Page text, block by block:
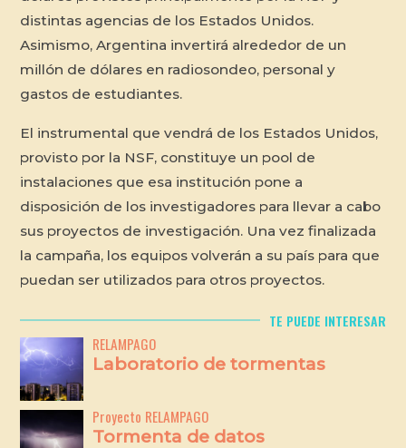
distintas agencias de los Estados Unidos.
Asimismo, Argentina invertirá alrededor de un
millón de dólares en radiosondeo, personal y
gastos de estudiantes.
El instrumental que vendrá de los Estados Unidos,
provisto por la NSF, constituye un pool de
instalaciones que esa institución pone a
disposición de los investigadores para llevar a cabo
sus proyectos de investigación. Una vez finalizada
la campaña, los equipos volverán a su país para que
puedan ser utilizados para otros proyectos.
TE PUEDE INTERESAR
RELAMPAGO
Laboratorio de tormentas
Proyecto RELAMPAGO
Tormenta de datos